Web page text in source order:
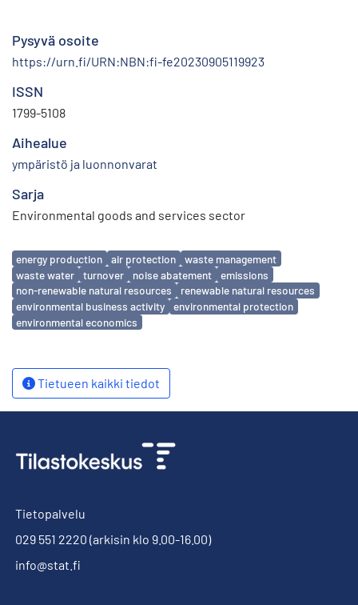
Pysyvä osoite
https://urn.fi/URN:NBN:fi-fe20230905119923
ISSN
1799-5108
Aihealue
ympäristö ja luonnonvarat
Sarja
Environmental goods and services sector
Avainsanat
energy production air protection
waste management
waste water
turnover noise abatement
emissions
non-renewable natural resources
renewable natural resources
environmental business activity
environmental protection
environmental economics
Tietueen kaikki tiedot
Tietopalvelu
029 551 2220 (arkisin klo 9.00-16.00)
info@stat.fi